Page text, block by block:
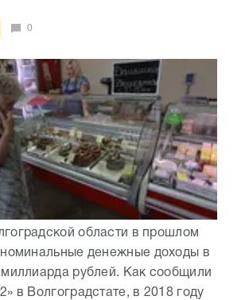
0
области в прошлом
номинальные денежные доходы в
рублей. Как сообщили
в Волгоградстате, в 2018 году